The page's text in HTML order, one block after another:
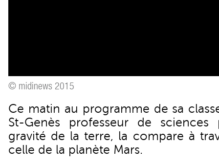
© midinews 2015
Ce matin au programme de sa
St-Genès professeur de sciences
gravité de la terre, la compare à
celle de la planète Mars.